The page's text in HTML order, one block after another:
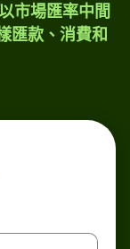
市場匯率中間
匯款、消費和